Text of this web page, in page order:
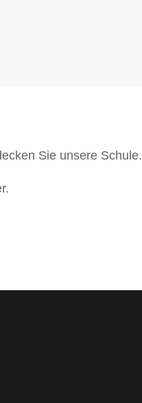
Sie unsere Schule.